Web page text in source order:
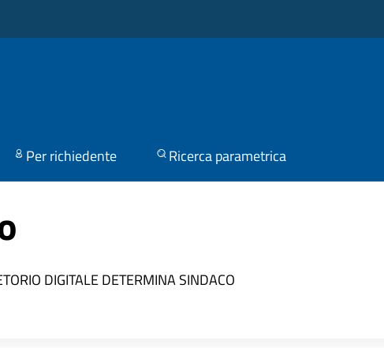
Per richiedente Ricerca parametrica
DIGITALEDETERMINA SINDACO